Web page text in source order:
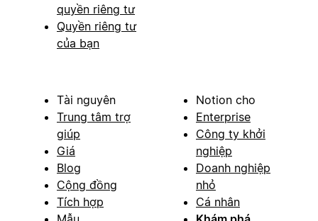
quyền riêng tư
Quyền riêng tư
của bạn
Tài nguyên
Trung tâm trợ
giúp
Giá
Blog
Cộng đồng
Tích hợp
Notion cho
Enterprise
Công ty khởi
nghiệp
Doanh nghiệp
nhỏ
Cá nhân